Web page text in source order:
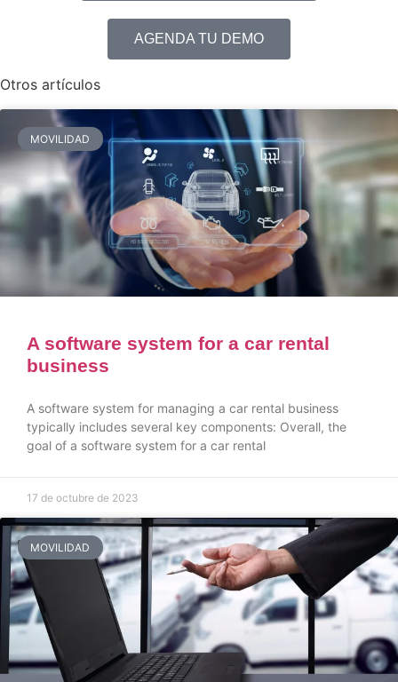
AGENDA TU DEMO
Otros artículos
MOVILIDAD
A software system for a car rental
business
A software system for managing a car rental business
typically includes several key components: Overall, the
goal of a software system for a car rental
17 de octubre de 2023
MOVILIDAD